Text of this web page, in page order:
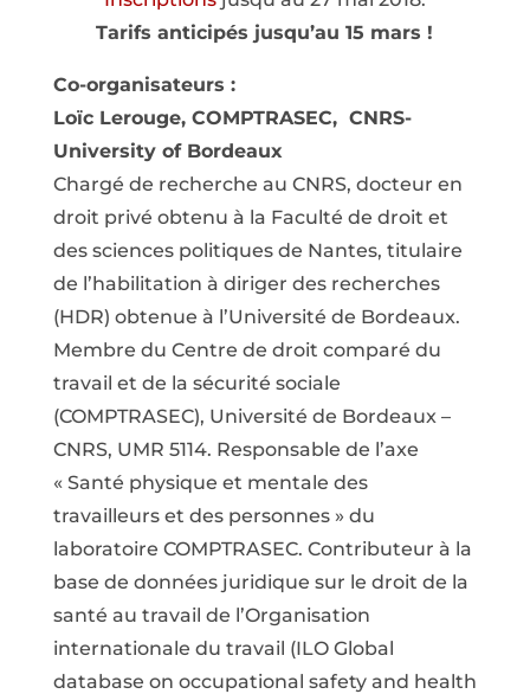
Tarifs anticipés jusqu’au 15 mars !
Co-organisateurs :
Loïc Lerouge, COMPTRASEC, CNRS-
University of Bordeaux
Chargé de recherche au CNRS, docteur en
droit privé obtenu à la Faculté de droit et
des sciences politiques de Nantes, titulaire
de l’habilitation à diriger des recherches
(HDR) obtenue à l’Université de Bordeaux.
Membre du Centre de droit comparé du
travail et de la sécurité sociale
(COMPTRASEC), Université de Bordeaux –
CNRS, UMR 5114. Responsable de l’axe
« Santé physique et mentale des
travailleurs et des personnes » du
laboratoire COMPTRASEC. Contributeur à la
base de données juridique sur le droit de la
santé au travail de l’Organisation
internationale du travail (ILO Global
database on occupational safety and health